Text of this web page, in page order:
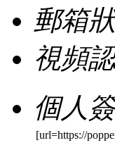
郵箱
視頻
個人
[url=https://